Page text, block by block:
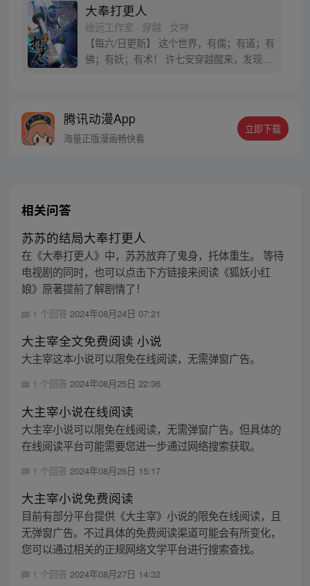
大奉打更人
绘远工作室 · 穿越 · 女神
【每六/日更新】 这个世界，有儒；有道；有
佛；有妖；有术！ 许七安穿越醒来，发现自
者卖报小郎君同名小说 QQ群号：
799493374
腾讯动漫App
海量正版漫画畅快看
立即下载
相关问答
苏苏的结局大奉打更人
在《大奉打更人》中，苏苏放弃了鬼身，托体重生。 等待
电视剧的同时，也可以点击下方链接来阅读《狐妖小红
娘》原著提前了解剧情了！
1 个回答 2024年08月24日 07:21
大主宰全文免费阅读 小说
大主宰这本小说可以限免在线阅读，无需弹窗广告。
1 个回答 2024年08月25日 22:36
大主宰小说在线阅读
大主宰小说可以限免在线阅读，无需弹窗广告。但具体的
在线阅读平台可能需要您进一步通过网络搜索获取。
1 个回答 2024年08月26日 15:17
大主宰小说免费阅读
目前有部分平台提供《大主宰》小说的限免在线阅读，且
无弹窗广告。不过具体的免费阅读渠道可能会有所变化，
您可以通过相关的正规网络文学平台进行搜索查找。
1 个回答 2024年08月27日 14:32